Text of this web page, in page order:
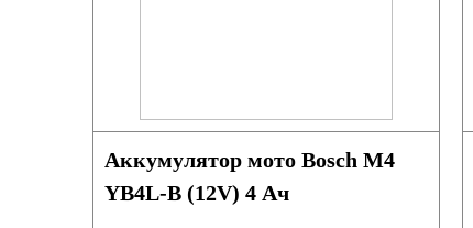
Аккумулятор мото Bosch М4
YB4L-B (12V) 4 Ач